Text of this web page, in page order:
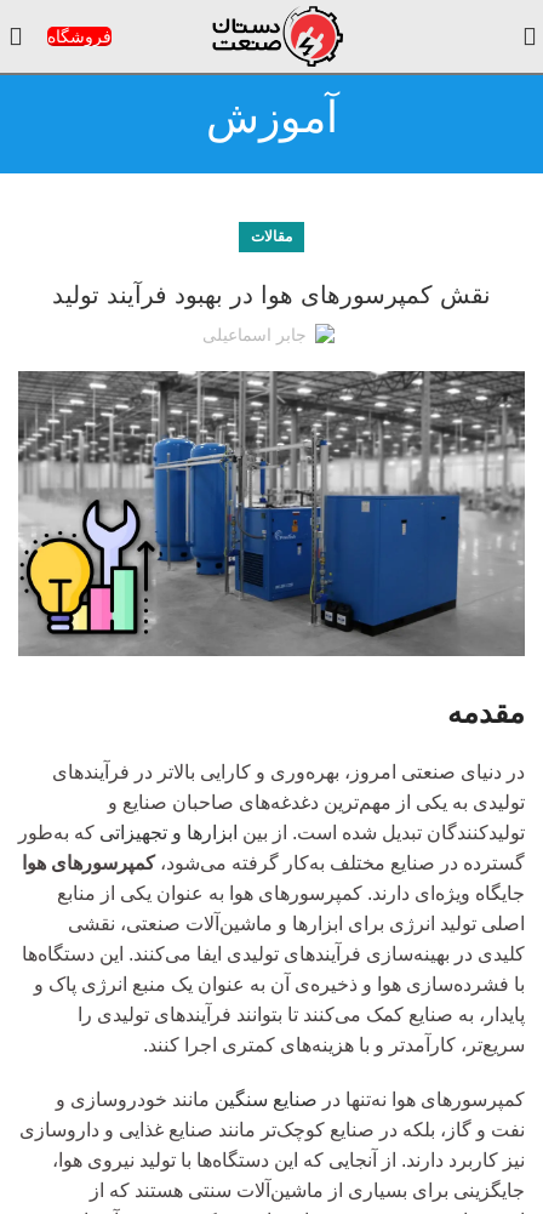
فروشگاه
آموزش
مقالات
نقش کمپرسورهای هوا در بهبود فرآیند تولید
جابر اسماعیلی
مقدمه
در دنیای صنعتی امروز، بهره‌وری و کارایی بالاتر در فرآیندهای
تولیدی به یکی از مهم‌ترین دغدغه‌های صاحبان صنایع و
تولیدکنندگان تبدیل شده است. از بین ابزارها و تجهیزاتی که به‌طور
گسترده در صنایع مختلف به‌کار گرفته می‌شود،کمپرسورهای هوا
جایگاه ویژه‌ای دارند. کمپرسورهای هوا به عنوان یکی از منابع
اصلی تولید انرژی برای ابزارها و ماشین‌آلات صنعتی، نقشی
کلیدی در بهینه‌سازی فرآیندهای تولیدی ایفا می‌کنند. این دستگاه‌ها
با فشرده‌سازی هوا و ذخیره‌ی آن به عنوان یک منبع انرژی پاک و
پایدار، به صنایع کمک می‌کنند تا بتوانند فرآیندهای تولیدی را
سریع‌تر، کارآمدتر و با هزینه‌های کمتری اجرا کنند.
کمپرسورهای هوا نه‌تنها در صنایع سنگین مانند خودروسازی و
نفت و گاز، بلکه در صنایع کوچک‌تر مانند صنایع غذایی و داروسازی
نیز کاربرد دارند. از آنجایی که این دستگاه‌ها با تولید نیروی هوا،
جایگزینی برای بسیاری از ماشین‌آلات سنتی هستند که از